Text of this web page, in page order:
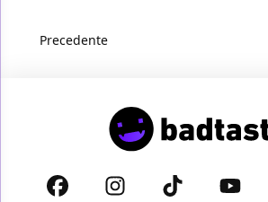
Precedente